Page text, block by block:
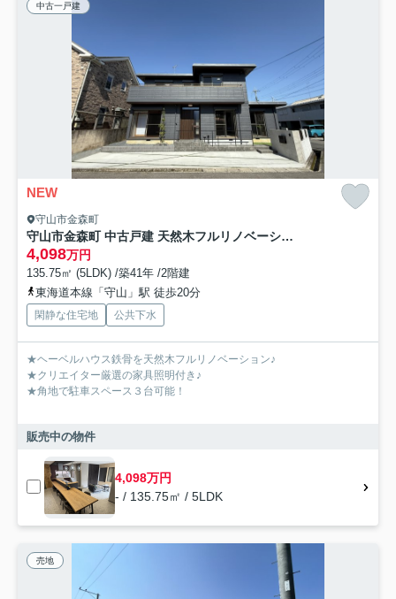
中古一戸建
NEW
守山市金森町
守山市金森町 中古戸建 天然木フルリノベーション
4,098万円
135.75㎡ (5LDK) /築41年 /2階建
東海道本線「守山」駅 徒歩20分
閑静な住宅地 公共下水
★ヘーベルハウス鉄骨を天然木フルリノベーション♪
★クリエイター厳選の家具照明付き♪
★角地で駐車スペース３台可能！
販売中の物件
4,098万円
- / 135.75㎡ / 5LDK
売地